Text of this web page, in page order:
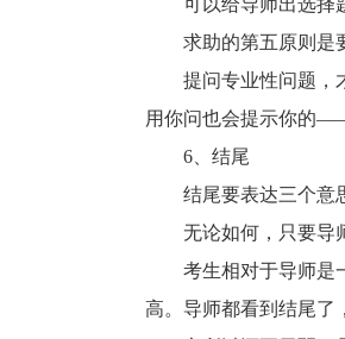
可以给导师出选择题
求助的第五原则是要
提问专业性问题，才
用你问也会提示你的
6、结尾
结尾要表达三个意思
无论如何，只要导师
考生相对于导师是一
高。导师都看到结尾了